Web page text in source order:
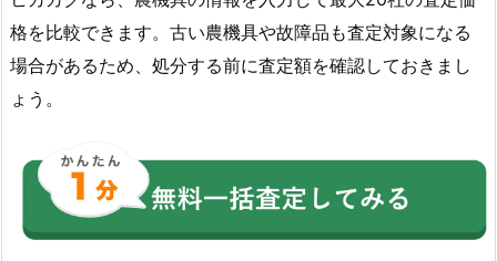
格を比較できます。古い農機具や故障品も査定対象になる
場合があるため、処分する前に査定額を確認しておきまし
ょう。